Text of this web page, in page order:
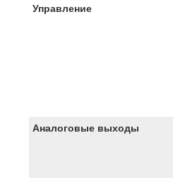
Управление
Аналоговые выходы